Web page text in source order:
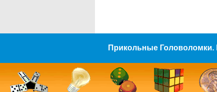
Прикольные